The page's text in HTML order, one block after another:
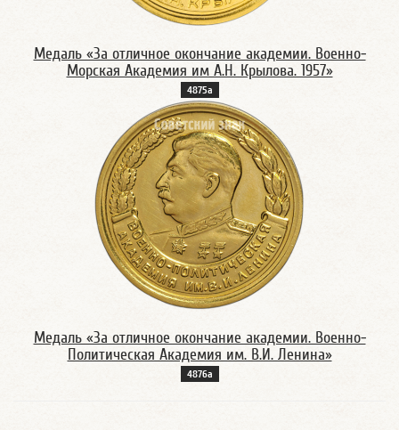
Медаль «За отличное окончание академии. Военно-
Морская Академия им А.Н. Крылова. 1957»
4875а
Медаль «За отличное окончание академии. Военно-
Политическая Академия им. В.И. Ленина»
4876а